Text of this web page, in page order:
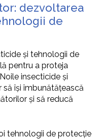
dezvoltarea
de
și tehnologii de
pentru a proteja
insecticide și
își îmbunătățească
și să reducă
tehnologii de protecție